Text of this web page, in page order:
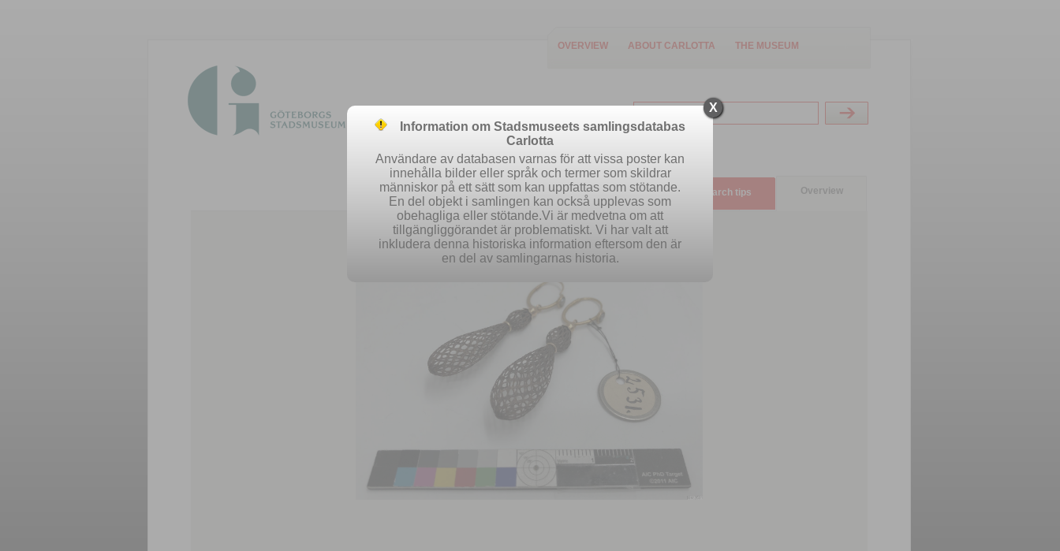
OVERVIEW ABOUT CARLOTTA THE MUSEUM
Easy search Advanced search Search tips Overview
X
Information om Stadsmuseets samlingsdatabas
Carlotta
Användare av databasen varnas för att vissa poster kan
innehålla bilder eller språk och termer som skildrar
människor på ett sätt som kan uppfattas som stötande.
En del objekt i samlingen kan också upplevas som
obehagliga eller stötande.Vi är medvetna om att
tillgängliggörandet är problematiskt. Vi har valt att
inkludera denna historiska information eftersom den är
en del av samlingarnas historia.